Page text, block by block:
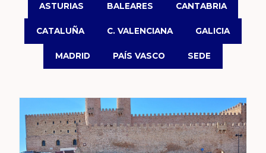
ASTURIAS BALEARES CANTABRIA
CATALUÑA C. VALENCIANA GALICIA
MADRID PAÍS VASCO SEDE